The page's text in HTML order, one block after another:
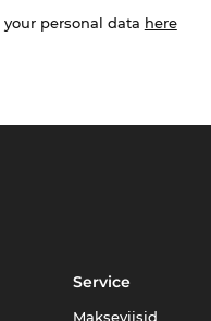
personal data here
Service
Makseviisid